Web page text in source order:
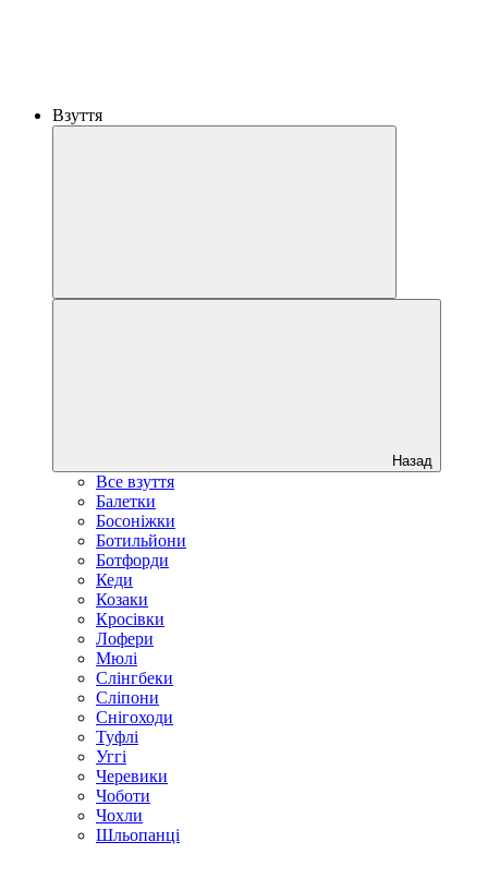
Взуття
Назад
Все взуття
Балетки
Босоніжки
Ботильйони
Ботфорди
Кеди
Козаки
Кросівки
Лофери
Мюлі
Слінгбеки
Сліпони
Снігоходи
Туфлі
Уггі
Черевики
Чоботи
Чохли
Шльопанці